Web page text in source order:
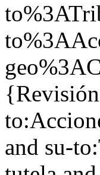
and su-